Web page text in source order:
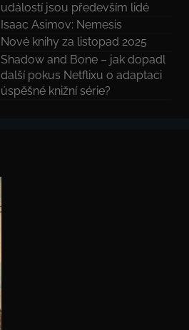
událostí jsou především lidé
Isaac Asimov: Nemesis
Nové knihy za listopad 2025
Shadow and Bone – jak dopadl
další pokus Netflixu o adaptaci
úspěšné knižní série?